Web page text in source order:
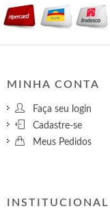
MINHA CONTA
Faça seu login
Cadastre-se
Meus Pedidos
INSTITUCIONAL